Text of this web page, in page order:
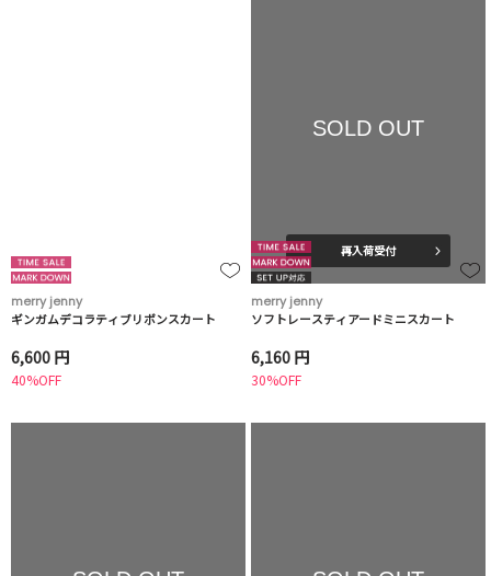
merry jenny
ギンガムデコラティブリボンスカート
6,600 円
40%OFF
SOLD OUT
再入荷受付
merry jenny
ソフトレースティアードミニスカート
6,160 円
30%OFF